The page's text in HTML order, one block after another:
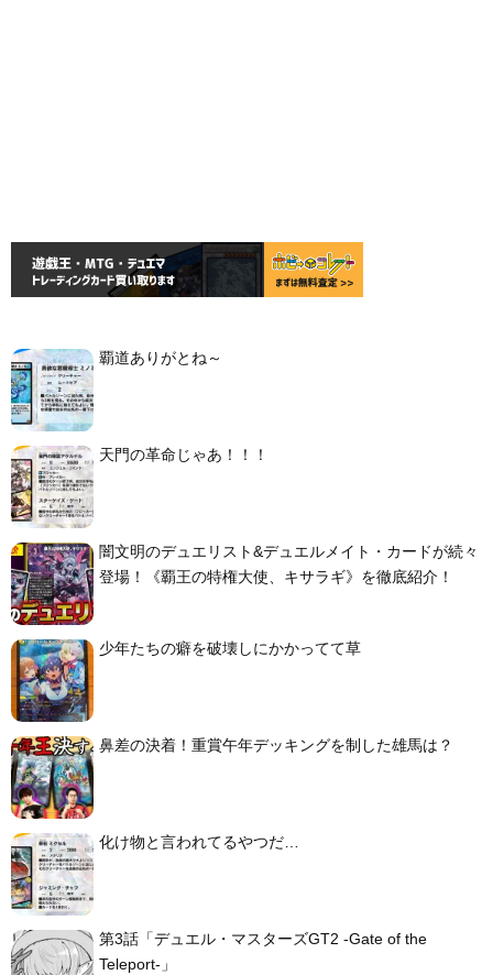
覇道ありがとね～
天門の革命じゃあ！！！
闇文明のデュエリスト&デュエルメイト・カードが続々
登場！《覇王の特権大使、キサラギ》を徹底紹介！
少年たちの癖を破壊しにかかってて草
鼻差の決着！重賞午年デッキングを制した雄馬は？
化け物と言われてるやつだ…
第3話「デュエル・マスターズGT2 -Gate of the
Teleport-」